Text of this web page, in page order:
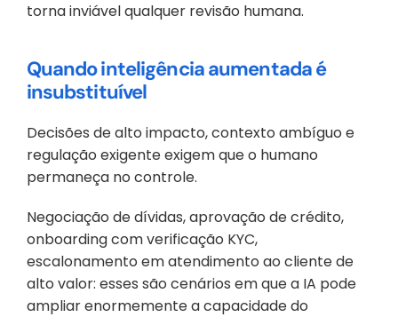
torna inviável qualquer revisão humana.
Quando inteligência aumentada é
insubstituível
Decisões de alto impacto, contexto ambíguo e
regulação exigente exigem que o humano
permaneça no controle.
Negociação de dívidas, aprovação de crédito,
onboarding com verificação KYC,
escalonamento em atendimento ao cliente de
alto valor: esses são cenários em que a IA pode
ampliar enormemente a capacidade do